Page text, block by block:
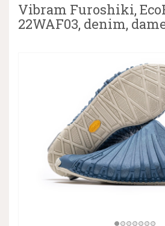
Vibram Furoshiki,
22WAF03, denim,